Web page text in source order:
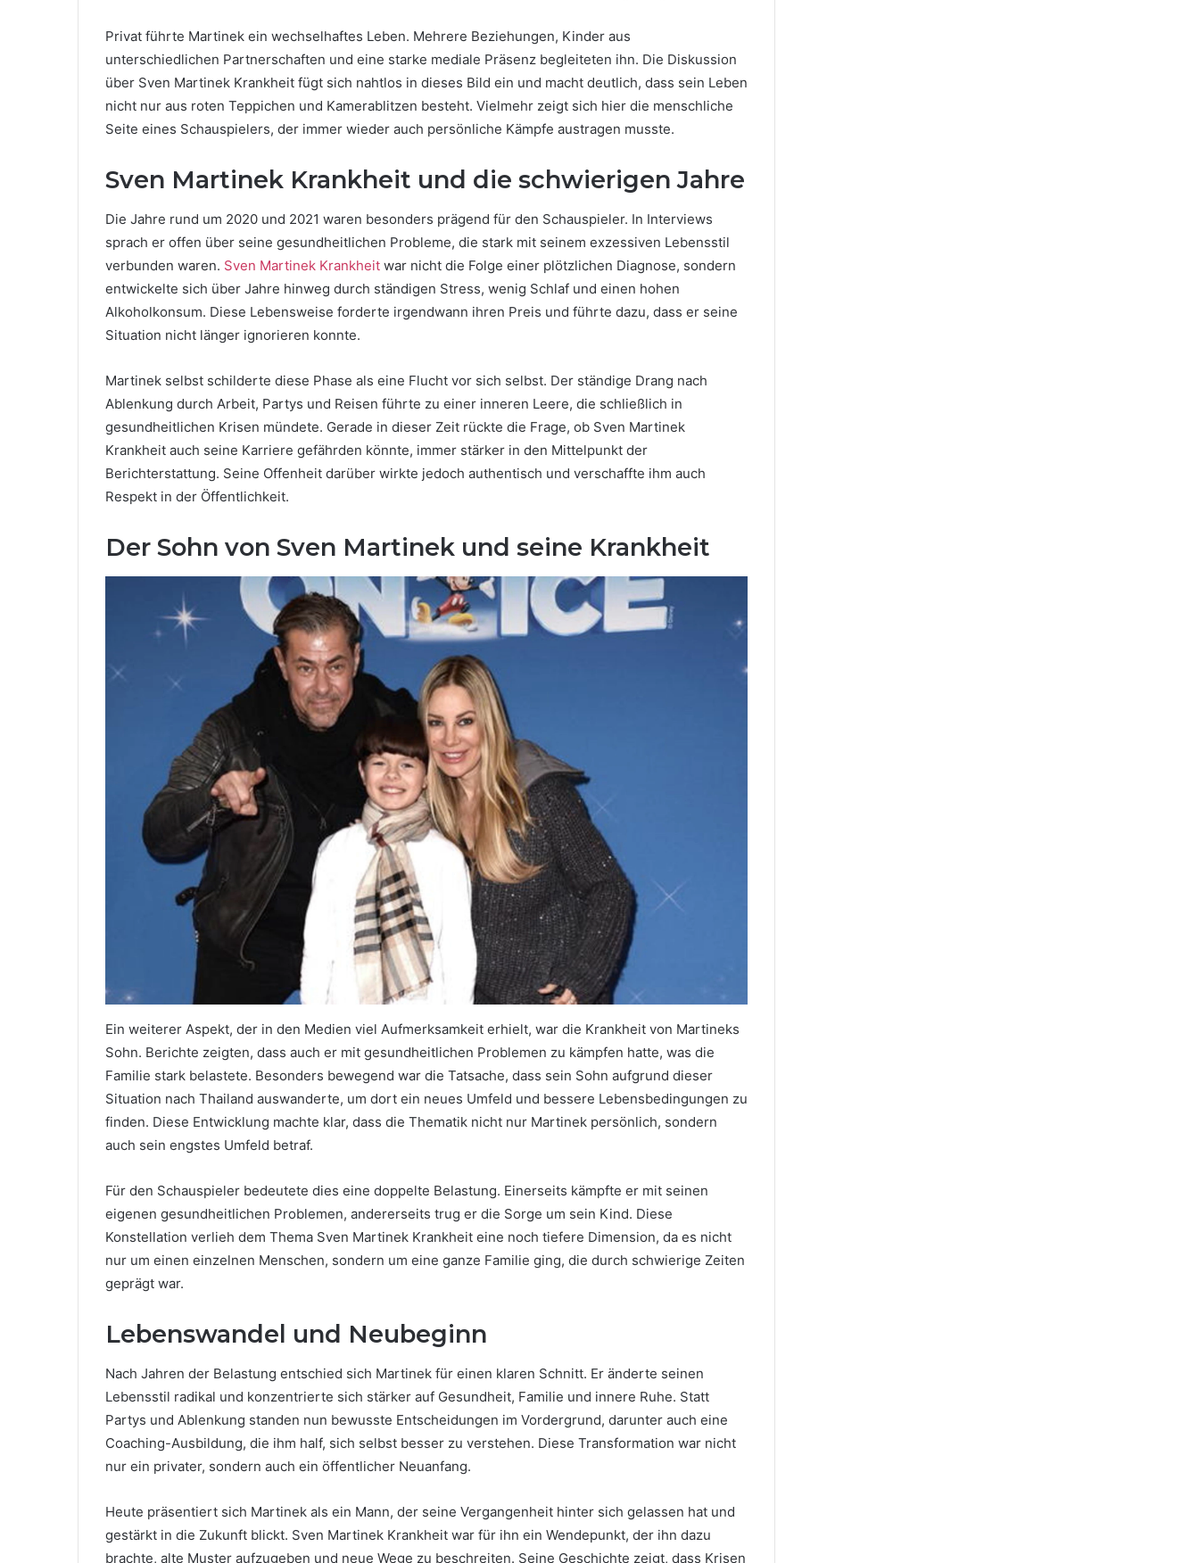
Privat führte Martinek ein wechselhaftes Leben. Mehrere Beziehungen, Kinder aus
unterschiedlichen Partnerschaften und eine starke mediale Präsenz begleiteten ihn. Die Diskussion
über Sven Martinek Krankheit fügt sich nahtlos in dieses Bild ein und macht deutlich, dass sein Leben
nicht nur aus roten Teppichen und Kamerablitzen besteht. Vielmehr zeigt sich hier die menschliche
Seite eines Schauspielers, der immer wieder auch persönliche Kämpfe austragen musste.
Sven Martinek Krankheit und die schwierigen Jahre
Die Jahre rund um 2020 und 2021 waren besonders prägend für den Schauspieler. In Interviews
sprach er offen über seine gesundheitlichen Probleme, die stark mit seinem exzessiven Lebensstil
verbunden waren. Sven Martinek Krankheit war nicht die Folge einer plötzlichen Diagnose, sondern
entwickelte sich über Jahre hinweg durch ständigen Stress, wenig Schlaf und einen hohen
Alkoholkonsum. Diese Lebensweise forderte irgendwann ihren Preis und führte dazu, dass er seine
Situation nicht länger ignorieren konnte.
Martinek selbst schilderte diese Phase als eine Flucht vor sich selbst. Der ständige Drang nach
Ablenkung durch Arbeit, Partys und Reisen führte zu einer inneren Leere, die schließlich in
gesundheitlichen Krisen mündete. Gerade in dieser Zeit rückte die Frage, ob Sven Martinek
Krankheit auch seine Karriere gefährden könnte, immer stärker in den Mittelpunkt der
Berichterstattung. Seine Offenheit darüber wirkte jedoch authentisch und verschaffte ihm auch
Respekt in der Öffentlichkeit.
Der Sohn von Sven Martinek und seine Krankheit
Ein weiterer Aspekt, der in den Medien viel Aufmerksamkeit erhielt, war die Krankheit von Martineks
Sohn. Berichte zeigten, dass auch er mit gesundheitlichen Problemen zu kämpfen hatte, was die
Familie stark belastete. Besonders bewegend war die Tatsache, dass sein Sohn aufgrund dieser
Situation nach Thailand auswanderte, um dort ein neues Umfeld und bessere Lebensbedingungen zu
finden. Diese Entwicklung machte klar, dass die Thematik nicht nur Martinek persönlich, sondern
auch sein engstes Umfeld betraf.
Für den Schauspieler bedeutete dies eine doppelte Belastung. Einerseits kämpfte er mit seinen
eigenen gesundheitlichen Problemen, andererseits trug er die Sorge um sein Kind. Diese
Konstellation verlieh dem Thema Sven Martinek Krankheit eine noch tiefere Dimension, da es nicht
nur um einen einzelnen Menschen, sondern um eine ganze Familie ging, die durch schwierige Zeiten
geprägt war.
Lebenswandel und Neubeginn
Nach Jahren der Belastung entschied sich Martinek für einen klaren Schnitt. Er änderte seinen
Lebensstil radikal und konzentrierte sich stärker auf Gesundheit, Familie und innere Ruhe. Statt
Partys und Ablenkung standen nun bewusste Entscheidungen im Vordergrund, darunter auch eine
Coaching-Ausbildung, die ihm half, sich selbst besser zu verstehen. Diese Transformation war nicht
nur ein privater, sondern auch ein öffentlicher Neuanfang.
Heute präsentiert sich Martinek als ein Mann, der seine Vergangenheit hinter sich gelassen hat und
gestärkt in die Zukunft blickt. Sven Martinek Krankheit war für ihn ein Wendepunkt, der ihn dazu
brachte, alte Muster aufzugeben und neue Wege zu beschreiten. Seine Geschichte zeigt, dass Krisen